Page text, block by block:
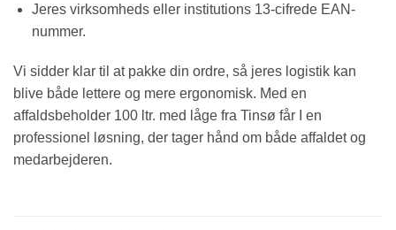
Jeres virksomheds eller institutions 13-cifrede EAN-
nummer.
Vi sidder klar til at pakke din ordre, så jeres logistik kan
blive både lettere og mere ergonomisk. Med en
affaldsbeholder 100 ltr. med låge fra Tinsø får I en
professionel løsning, der tager hånd om både affaldet og
medarbejderen.